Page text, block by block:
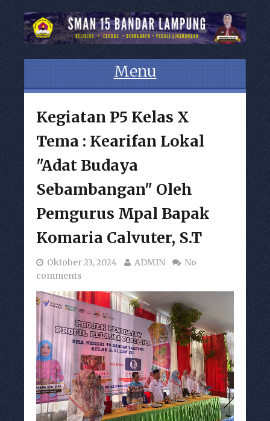
Menu
Kegiatan P5 Kelas X
Tema : Kearifan Lokal
"Adat Budaya
Sebambangan" Oleh
Pemgurus Mpal Bapak
Komaria Calvuter, S.T
Oktober 23, 2024 ADMIN
No
comments